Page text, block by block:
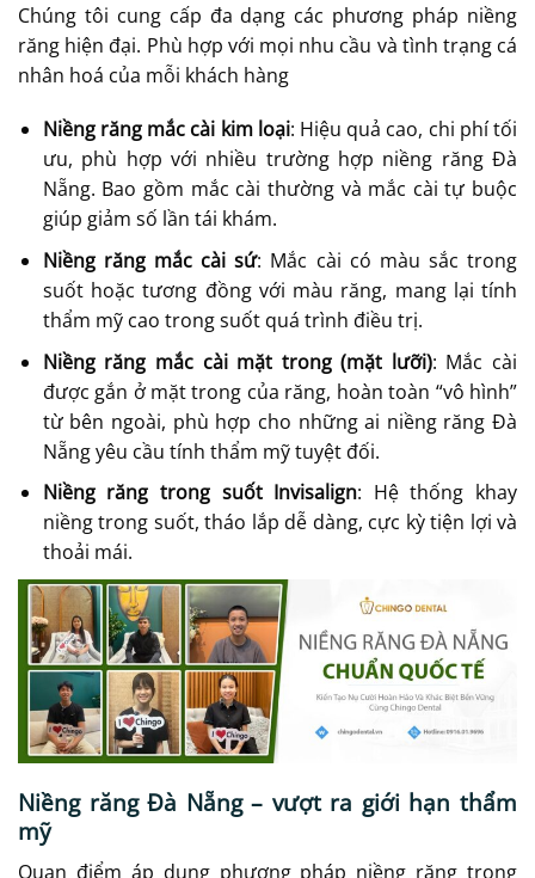
Chúng tôi cung cấp đa dạng các phương pháp niềng
răng hiện đại. Phù hợp với mọi nhu cầu và tình trạng cá
nhân hoá của mỗi khách hàng
Niềng răng mắc cài kim loại: Hiệu quả cao, chi phí tối
ưu, phù hợp với nhiều trường hợp niềng răng Đà
Nẵng. Bao gồm mắc cài thường và mắc cài tự buộc
giúp giảm số lần tái khám.
Niềng răng mắc cài sứ: Mắc cài có màu sắc trong
suốt hoặc tương đồng với màu răng, mang lại tính
thẩm mỹ cao trong suốt quá trình điều trị.
Niềng răng mắc cài mặt trong (mặt lưỡi): Mắc cài
được gắn ở mặt trong của răng, hoàn toàn “vô hình”
từ bên ngoài, phù hợp cho những ai niềng răng Đà
Nẵng yêu cầu tính thẩm mỹ tuyệt đối.
Niềng răng trong suốt Invisalign: Hệ thống khay
niềng trong suốt, tháo lắp dễ dàng, cực kỳ tiện lợi và
thoải mái.
Niềng răng Đà Nẵng – vượt ra giới hạn thẩm
mỹ
Quan điểm áp dụng phương pháp niềng răng trong